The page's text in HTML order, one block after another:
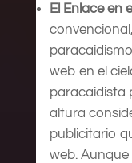
El Enlace en
web en el
paracaidista
altura
publicitario
web.